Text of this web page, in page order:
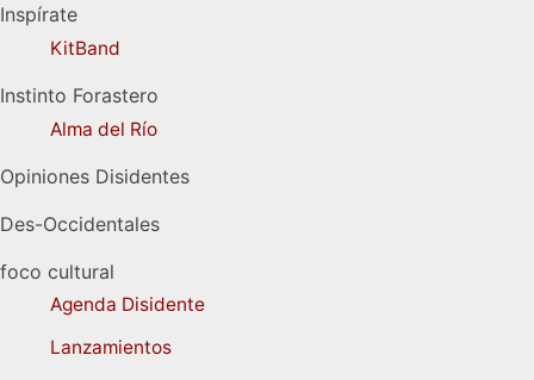
Inspírate
KitBand
Instinto Forastero
Alma del Río
Opiniones Disidentes
Des-Occidentales
foco cultural
Agenda Disidente
Lanzamientos